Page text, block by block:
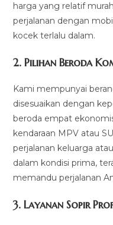
harga yang relatif
perjalanan dengan
kocek terlalu dalam.
2. Pilihan Beroda
Kami mempunyai
disesuaikan dengan
beroda empat
kendaraan MPV atau
perjalanan keluarga
dalam kondisi prima,
memandu perjalanan
3.Layanan Sopir